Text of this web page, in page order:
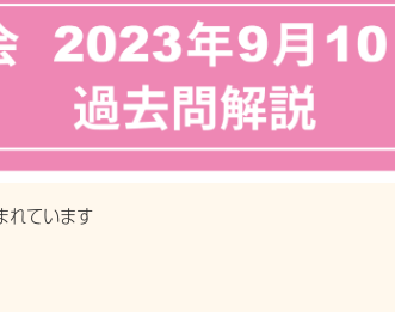
れています